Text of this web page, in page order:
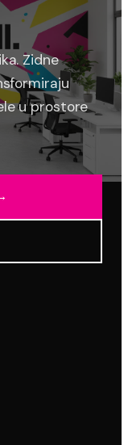
Zidne
u prostore